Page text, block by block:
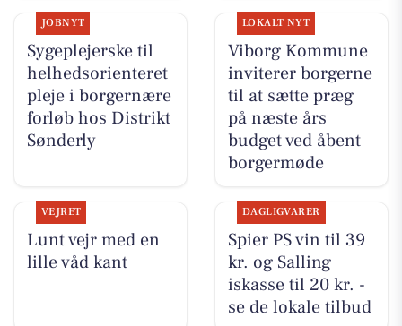
JOBNYT
Sygeplejerske til
helhedsorienteret
pleje i borgernære
forløb hos Distrikt
Sønderly
LOKALT NYT
Viborg Kommune
inviterer borgerne
til at sætte præg
på næste års
budget ved åbent
borgermøde
VEJRET
Lunt vejr med en
lille våd kant
DAGLIGVARER
Spier PS vin til 39
kr. og Salling
iskasse til 20 kr. -
se de lokale tilbud